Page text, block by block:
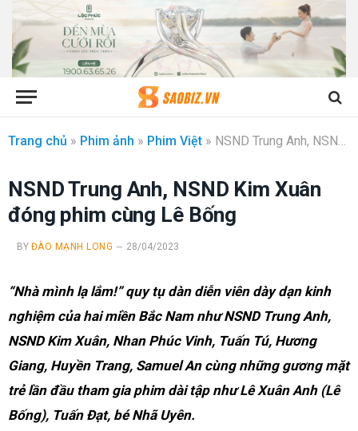
Trang chủ » Phim ảnh » Phim Việt » NSND Trung Anh, NSND Kim Xuân đóng phim cùng Lê Bống
NSND Trung Anh, NSND Kim Xuân
đóng phim cùng Lê Bống
BY ĐÀO MẠNH LONG 28/04/2023
“Nhà mình lạ lắm!” quy tụ dàndiễn viên dày dạn kinh
nghiệm của hai miền Bắc Namnhư NSND Trung Anh,
NSND Kim Xuân, NhanPhúc Vinh, Tuấn Tú, Hương
Giang, Huyền Trang, Samuel An cùng nhữnggương mặt
trẻ lần đầu tham gia phim dài tập nhưLê XuânAnh(Lê
Bống), Tuấn Đạt, bé NhãUyên.